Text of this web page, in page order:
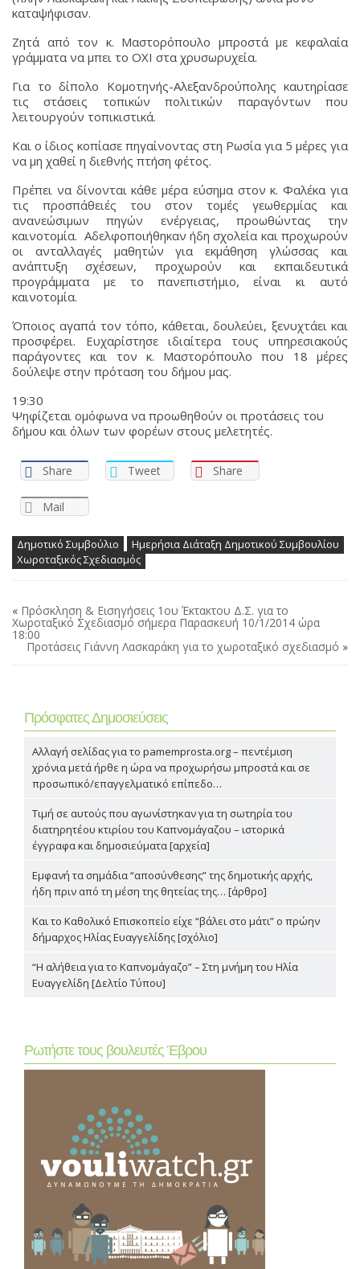
καταψήφισαν.
Ζητά από τον κ. Μαστορόπουλο μπροστά με κεφαλαία
γράμματα να μπει το ΟΧΙ στα χρυσωρυχεία.
Για το δίπολο Κομοτηνής-Αλεξανδρούπολης καυτηρίασε
τις στάσεις τοπικών πολιτικών παραγόντων που
λειτουργούν τοπικιστικά.
Και ο ίδιος κοπίασε πηγαίνοντας στη Ρωσία για 5 μέρες για
να μη χαθεί η διεθνής πτήση φέτος.
Πρέπει να δίνονται κάθε μέρα εύσημα στον κ. Φαλέκα για
τις προσπάθειές του στον τομές γεωθερμίας και
ανανεώσιμων πηγών ενέργειας, προωθώντας την
καινοτομία. Αδελφοποιήθηκαν ήδη σχολεία και προχωρούν
οι ανταλλαγές μαθητών για εκμάθηση γλώσσας και
ανάπτυξη σχέσεων, προχωρούν και εκπαιδευτικά
προγράμματα με το πανεπιστήμιο, είναι κι αυτό
καινοτομία.
Όποιος αγαπά τον τόπο, κάθεται, δουλεύει, ξενυχτάει και
προσφέρει. Ευχαρίστησε ιδιαίτερα τους υπηρεσιακούς
παράγοντες και τον κ. Μαστορόπουλο που 18 μέρες
δούλεψε στην πρόταση του δήμου μας.
19:30
Ψηφίζεται ομόφωνα να προωθηθούν οι προτάσεις του
δήμου και όλων των φορέων στους μελετητές.
Share Tweet Share
Mail
Δημοτικό Συμβούλιο
Ημερήσια Διάταξη Δημοτικού Συμβουλίου
Χωροταξικός Σχεδιασμός
« Πρόσκληση & Εισηγήσεις 1ου Έκτακτου Δ.Σ. για το
Χωροταξικό Σχεδιασμό σήμερα Παρασκευή 10/1/2014 ώρα
18:00
Προτάσεις Γιάννη Λασκαράκη για το χωροταξικό σχεδιασμό »
Πρόσφατες Δημοσιεύσεις
Αλλαγή σελίδας για το pamemprosta.org – πεντέμιση
χρόνια μετά ήρθε η ώρα να προχωρήσω μπροστά και σε
προσωπικό/επαγγελματικό επίπεδο…
Τιμή σε αυτούς που αγωνίστηκαν για τη σωτηρία του
διατηρητέου κτιρίου του Καπνομάγαζου – ιστορικά
έγγραφα και δημοσιεύματα [αρχεία]
Εμφανή τα σημάδια “αποσύνθεσης” της δημοτικής αρχής,
ήδη πριν από τη μέση της θητείας της… [άρθρο]
Και το Καθολικό Επισκοπείο είχε “βάλει στο μάτι” ο πρώην
δήμαρχος Ηλίας Ευαγγελίδης [σχόλιο]
“Η αλήθεια για το Καπνομάγαζο” – Στη μνήμη του Ηλία
Ευαγγελίδη [Δελτίο Τύπου]
Ρωτήστε τους βουλευτές Έβρου